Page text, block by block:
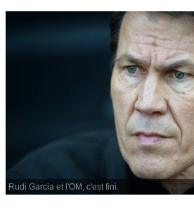
Rudi Garcia et l'OM, c'est fini.